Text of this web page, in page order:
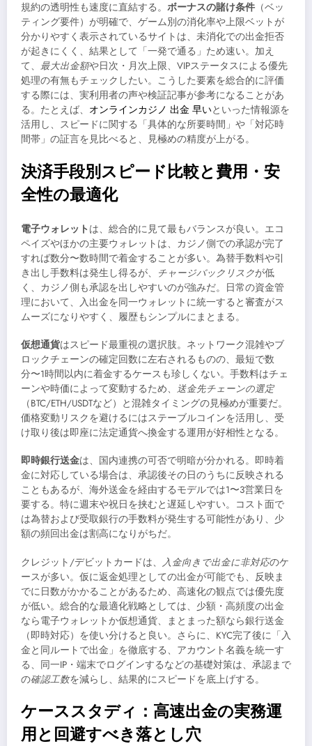
規約の透明性も速度に直結する。 ボーナスの賭け条件 （ベッ
ティング要件）が明確で、ゲーム別の消化率や上限ベットが
分かりやすく表示されているサイトは、未消化での出金拒否
が起きにくく、結果として「一発で通る」ため速い。加え
て、 最大出金額や日次・月次上限、VIPステータスによる優先
処理の有無もチェックしたい。こうした要素を総合的に評価
する際には、実利用者の声や検証記事が参考になることがあ
る。たとえば、 オンラインカジノ 出金 早いといった情報源を
活用し、スピードに関する「具体的な所要時間」や「対応時
間帯」の証言を見比べると、見極めの精度が上がる。
決済手段別スピード比較と費用・安
全性の最適化
電子ウォレット は、総合的に見て最もバランスが良い。エコ
ペイズやほかの主要ウォレットは、カジノ側での承認が完了
すれば数分〜数時間で着金することが多い。為替手数料や引
き出し手数料は発生し得るが、
チャージバックリスクが低
く、カジノ側も承認を出しやすいのが強みだ。日常の資金管
理において、入出金を同一ウォレットに統一すると審査がス
ムーズになりやすく、履歴もシンプルにまとまる。
仮想通貨はスピード最重視の選択肢。ネットワーク混雑やブ
ロックチェーンの確定回数に左右されるものの、最短で数
分〜1時間以内に着金するケースも珍しくない。手数料はチェ
ーンや時価によって変動するため、 送金先チェーンの選定
（BTC/ETH/USDTなど）と混雑タイミングの見極めが重要だ。
価格変動リスクを避けるにはステーブルコインを活用し、受
け取り後は即座に法定通貨へ換金する運用が好相性となる。
即時銀行送金は、国内連携の可否で明暗が分かれる。即時着
金に対応している場合は、承認後その日のうちに反映される
こともあるが、海外送金を経由するモデルでは1〜3営業日を
要する。特に週末や祝日を挟むと遅延しやすい。コスト面で
は為替および受取銀行の手数料が発生する可能性があり、少
額の頻回出金は割高になりがちだ。
クレジット/デビットカードは、 入金向きで出金に非対応のケ
ースが多い。仮に返金処理としての出金が可能でも、反映ま
でに日数がかかることがあるため、高速化の観点では優先度
が低い。総合的な最適化戦略としては、少額・高頻度の出金
なら電子ウォレットか仮想通貨、まとまった額なら銀行送金
（即時対応）を使い分けると良い。さらに、KYC完了後に「入
金と同ルートで出金」を徹底する、アカウント名義を統一す
る、同一IP・端末でログインするなどの基礎対策は、承認まで
の確認工数を減らし、結果的にスピードを底上げする。
ケーススタディ：高速出金の実務運
用と回避すべき落とし穴